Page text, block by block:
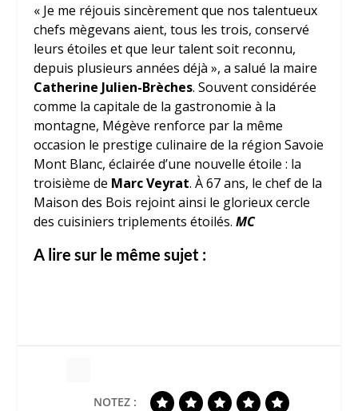
« Je me réjouis sincèrement que nos talentueux
chefs mègevans aient, tous les trois, conservé
leurs étoiles et que leur talent soit reconnu,
depuis plusieurs années déjà », a salué la maire
Catherine Julien-Brèches. Souvent considérée
comme la capitale de la gastronomie à la
montagne, Mégève renforce par la même
occasion le prestige culinaire de la région Savoie
Mont Blanc, éclairée d’une nouvelle étoile : la
troisième de Marc Veyrat. À 67 ans, le chef de la
Maison des Bois rejoint ainsi le glorieux cercle
des cuisiniers triplements étoilés.MC
A lire sur le même sujet :
NOTEZ :